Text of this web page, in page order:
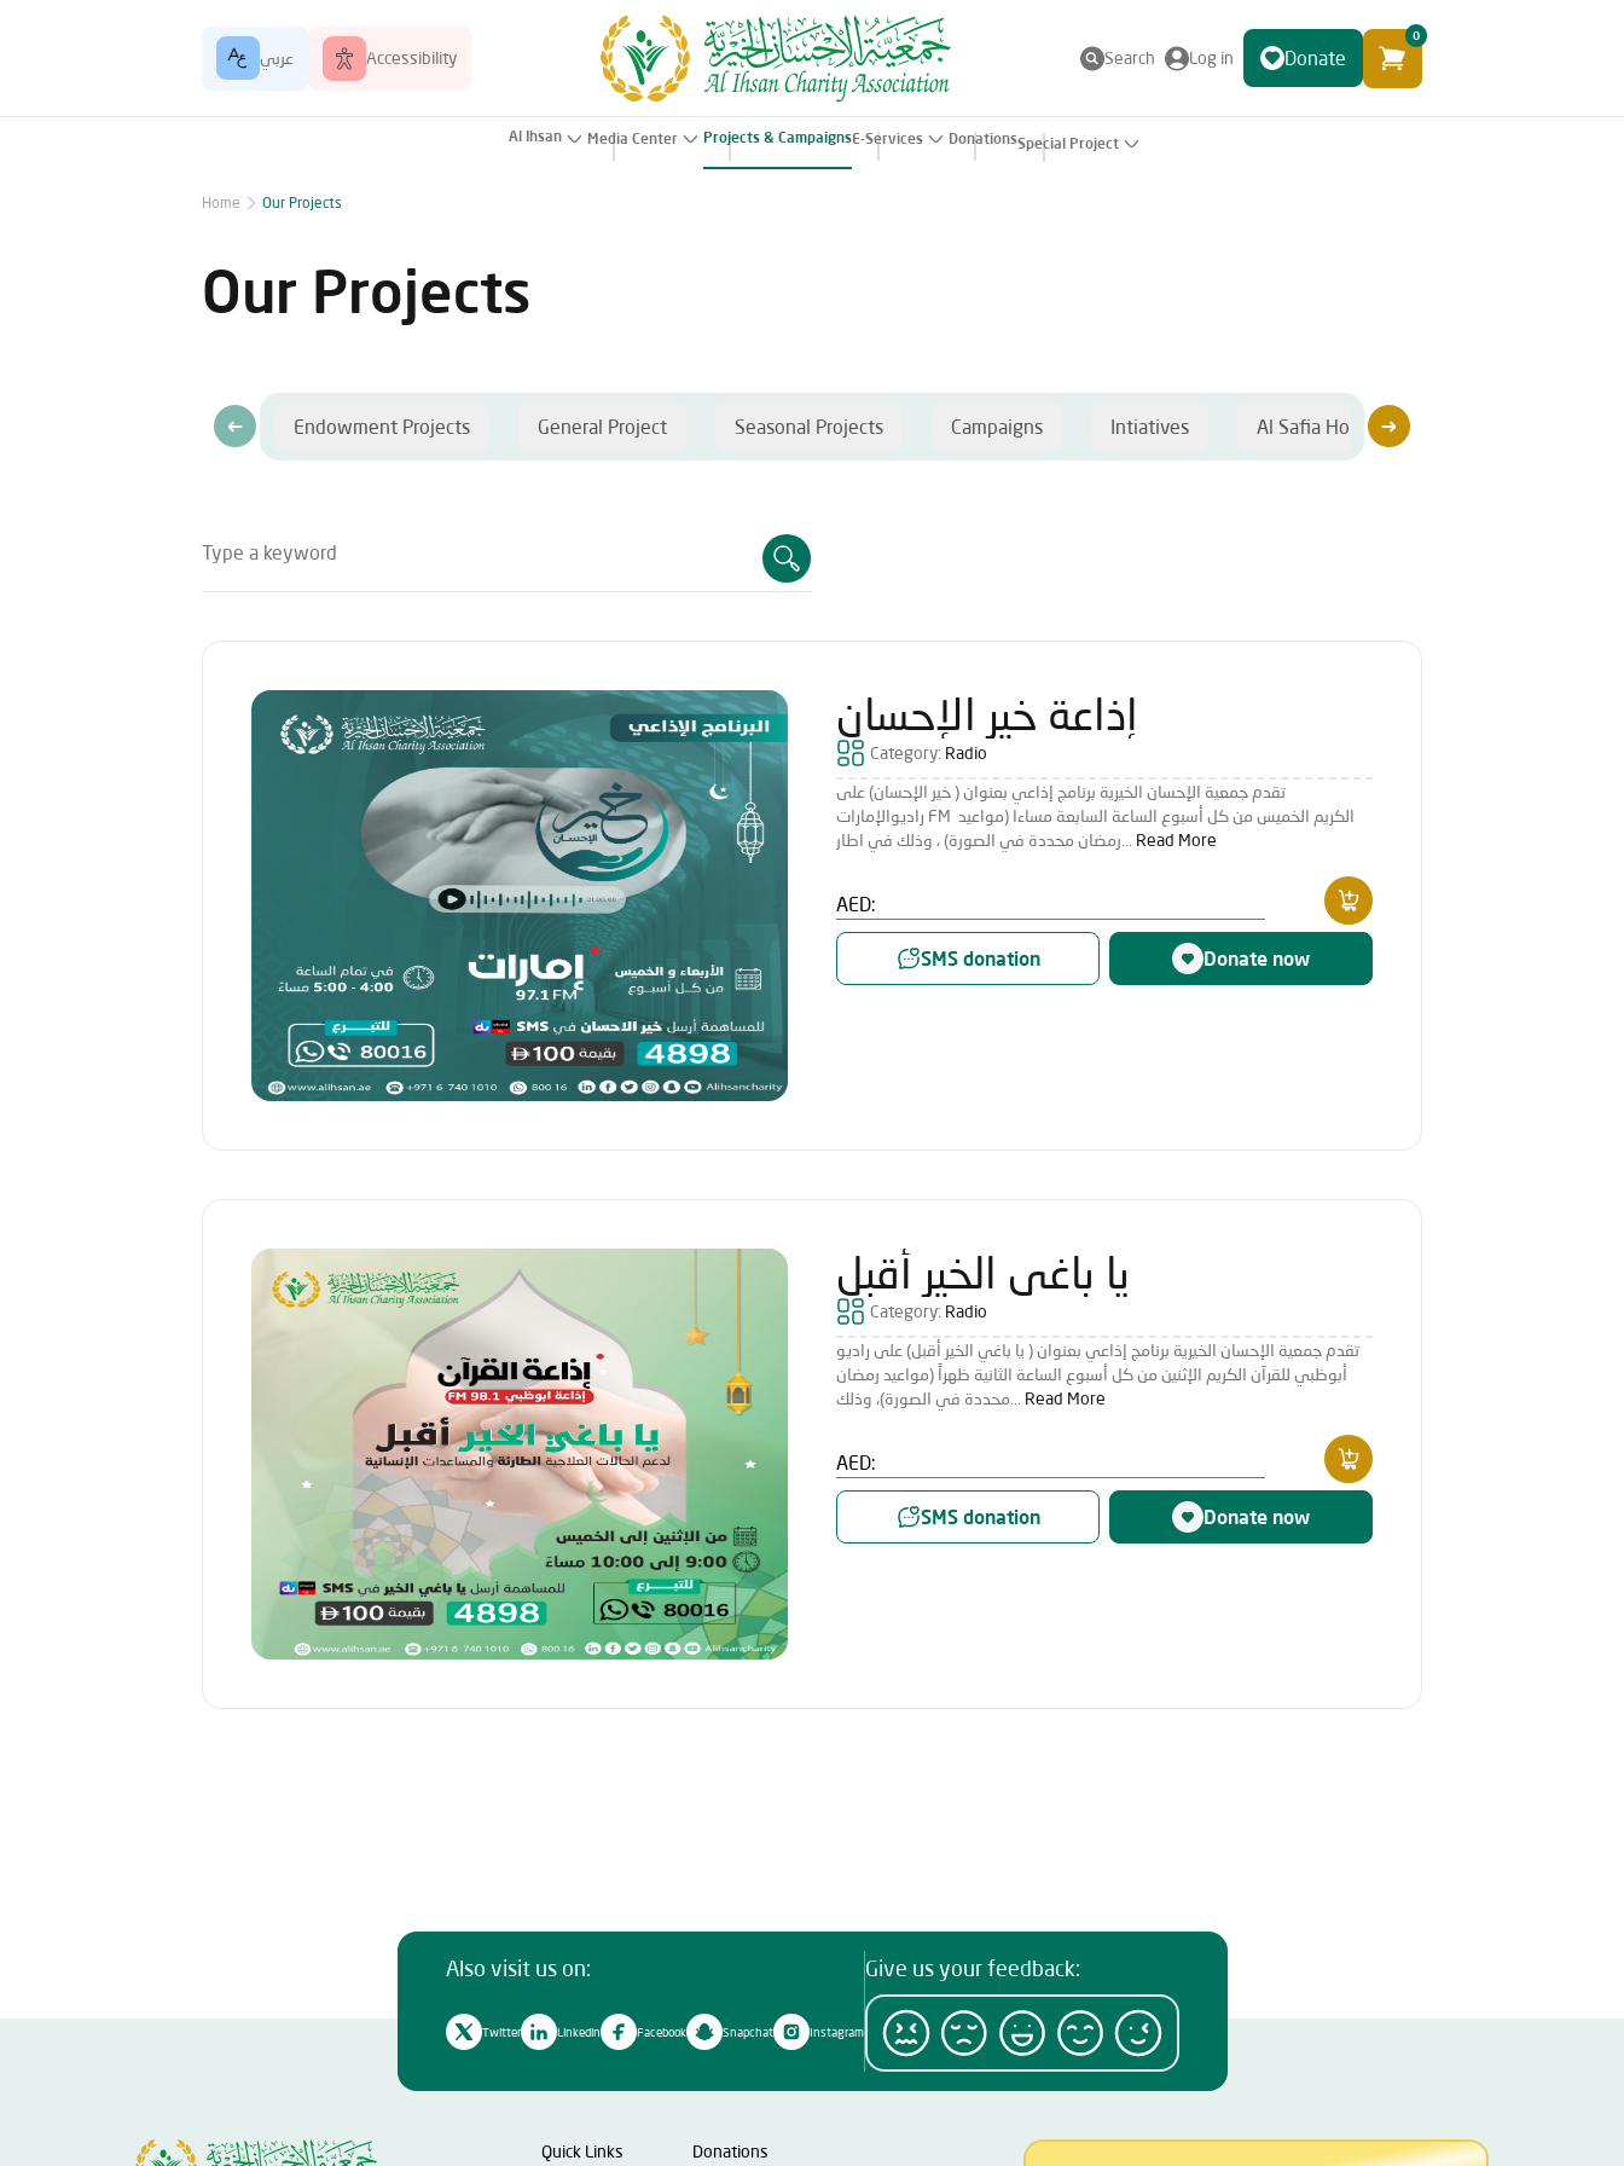
عربي Accessibility Search Log in Donate
0
Al Ihsan Media Center Projects & CampaignsE-Services DonationsSpecial Project
Home Our Projects
Our Projects
Endowment Projects General Project Seasonal Projects Campaigns Intiatives Al Safia Hospital
Type a keyword
إذاعة خير الإحسان
Category: Radio
تقدم جمعية الإحسان الخيرية برنامج إذاعي بعنوان ( خير الإحسان) على
راديوالإمارات FM الكريم الخميس من كل أسبوع الساعة السابعة مساءا (مواعيد
Read More
AED:
SMS donation Donate now
يا باغي الخير أقبل
Category: Radio
تقدم جمعية الإحسان الخيرية برنامج إذاعي بعنوان ( يا باغي الخير أقبل) على راديو
أبوظبي للقرآن الكريم الإثنين من كل أسبوع الساعة الثانية ظهراً (مواعيد رمضان
Read More
AED:
SMS donation Donate now
Also visit us on:
Twitter Linkedin Facebook Snapchat Instagram
Give us your feedback:
Quick Links Donations